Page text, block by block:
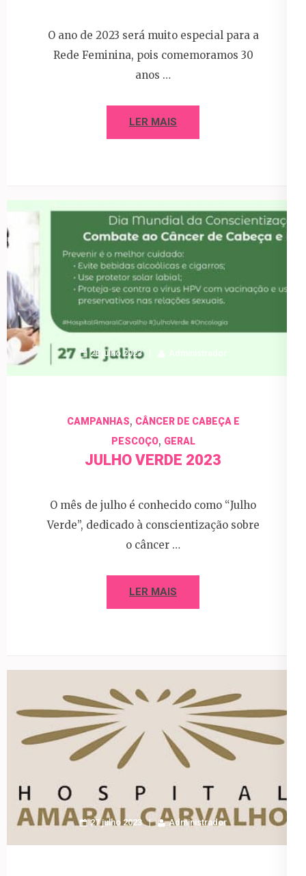
O ano de 2023 será muito especial para a
Rede Feminina, pois comemoramos 30
anos …
LER MAIS
28 julho 2023
CAMPANHAS, CÂNCER DE CABEÇA E
PESCOÇO, GERAL
JULHO VERDE 2023
O mês de julho é conhecido como “Julho
Verde”, dedicado à conscientização sobre
o câncer …
LER MAIS
27 julho 2023 Administrador